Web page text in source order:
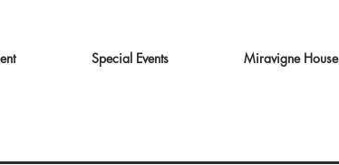
Special Events Miravigne House